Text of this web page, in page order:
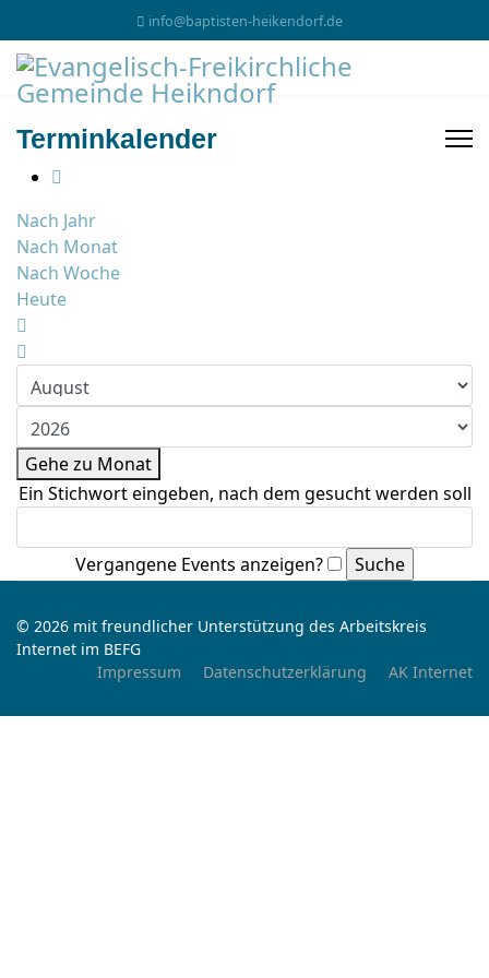
info@baptisten-heikendorf.de
Terminkalender
Nach Jahr
Nach Monat
Nach Woche
Heute
Gehe zu Monat
Ein Stichwort eingeben, nach dem gesucht werden soll
Vergangene Events anzeigen?
© 2026 mit freundlicher Unterstützung des Arbeitskreis
Internet im BEFG
Impressum
Datenschutzerklärung AK Internet